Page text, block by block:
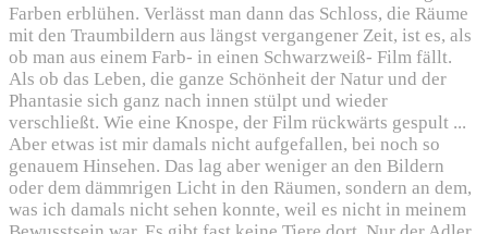
Farben erblühen. Verlässt man dann das Schloss, die Räume
mit den Traumbildern aus längst vergangener Zeit, ist es, als
ob man aus einem Farb- in einen Schwarzweiß- Film fällt.
Als ob das Leben, die ganze Schönheit der Natur und der
Phantasie sich ganz nach innen stülpt und wieder
verschließt. Wie eine Knospe, der Film rückwärts gespult ...
Aber etwas ist mir damals nicht aufgefallen, bei noch so
genauem Hinsehen. Das lag aber weniger an den Bildern
oder dem dämmrigen Licht in den Räumen, sondern an dem,
was ich damals nicht sehen konnte, weil es nicht in meinem